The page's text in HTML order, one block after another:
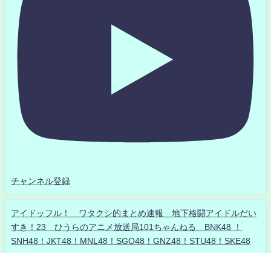
チャンネル登録
アイドッフル！ ワタクシ的まとめ速報 地下格闘アイドルだい
すき！23 ひうらのアニメ放送局101ちゃんねる BNK48 ！
SNH48！JKT48！MNL48！SGO48！GNZ48！STU48！SKE48